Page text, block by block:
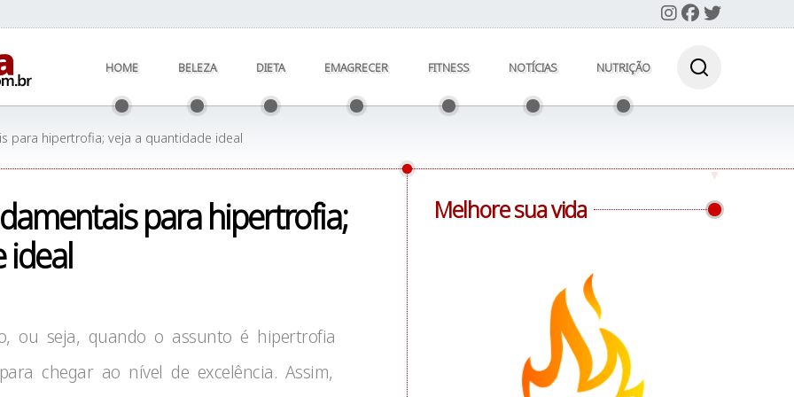
HOME BELEZA DIETA EMAGRECER FITNESS NOTÍCIAS NUTRIÇÃO
para hipertrofia; veja a quantidade ideal
para hipertrofia;
ideal
ou seja, quando o assunto é hipertrofia
chegar ao nível de excelência. Assim,
Melhore sua vida